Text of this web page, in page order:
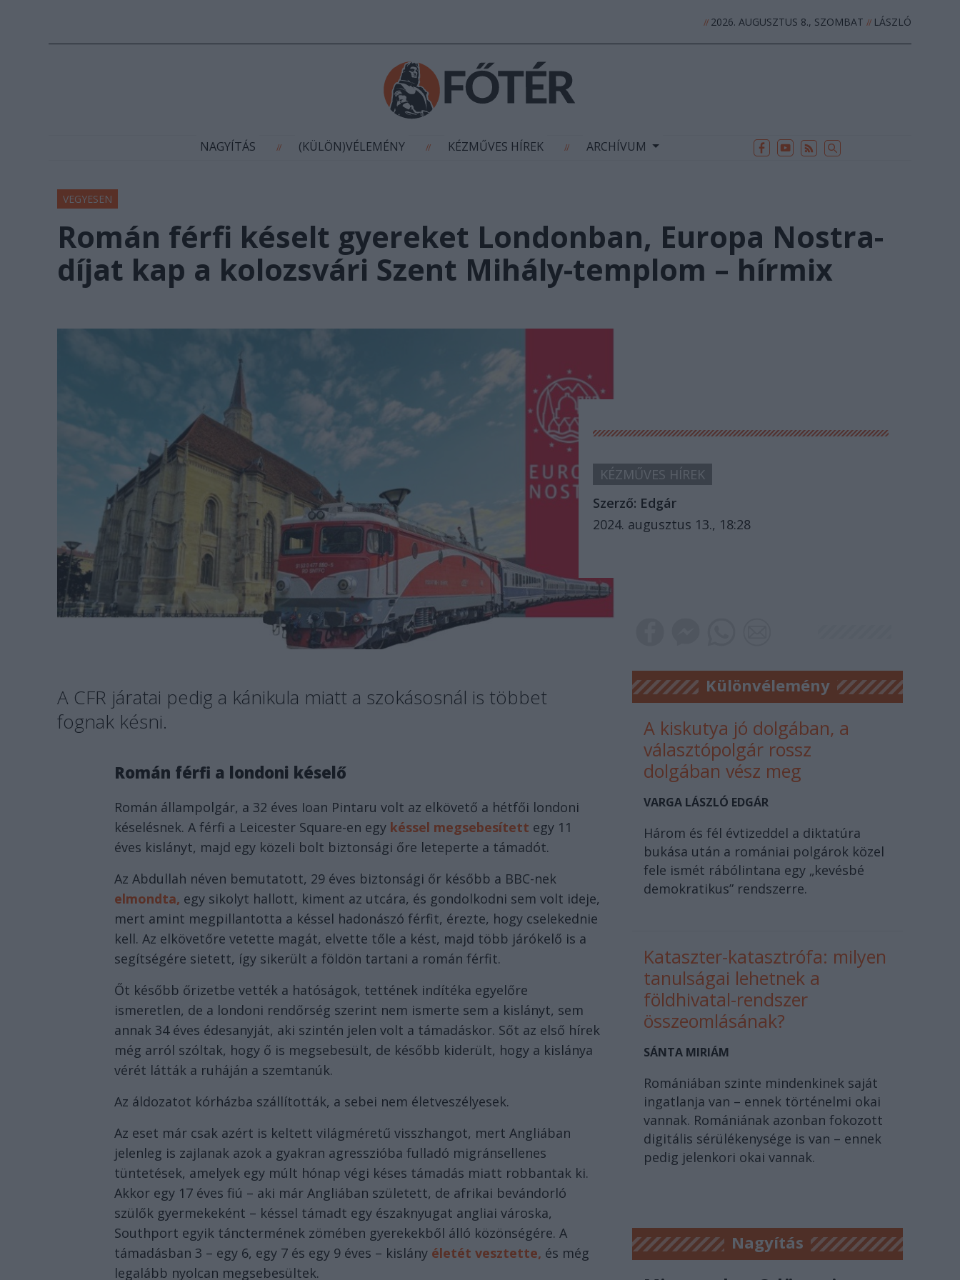
//2026. AUGUSZTUS 8., SZOMBAT //LÁSZLÓ
ARCHÍVUM
NAGYÍTÁS // (KÜLÖN)VÉLEMÉNY // KÉZMŰVES HÍREK // ARCHÍVUM
VEGYESEN
Román férfi késelt gyereket Londonban, Europa Nostra-
díjat kap a kolozsvári Szent Mihály-templom – hírmix
KÉZMŰVES HÍREK
Szerző: Edgár
2024. augusztus 13., 18:28
A CFR járatai pedig a kánikula miatt a szokásosnál is többet
fognak késni.
Román férfi a londoni késelő
Román állampolgár, a 32 éves Ioan Pintaru volt az elkövető a hétfői londoni
késelésnek. A férfi a Leicester Square-en egy késsel megsebesített egy 11
éves kislányt, majd egy közeli bolt biztonsági őre leteperte a támadót.
Az Abdullah néven bemutatott, 29 éves biztonsági őr később a BBC-nek
elmondta, egy sikolyt hallott, kiment az utcára, és gondolkodni sem volt ideje,
mert amint megpillantotta a késsel hadonászó férfit, érezte, hogy cselekednie
kell. Az elkövetőre vetette magát, elvette tőle a kést, majd több járókelő is a
segítségére sietett, így sikerült a földön tartani a román férfit.
Őt később őrizetbe vették a hatóságok, tettének indítéka egyelőre
ismeretlen, de a londoni rendőrség szerint nem ismerte sem a kislányt, sem
annak 34 éves édesanyját, aki szintén jelen volt a támadáskor. Sőt az első hírek
még arról szóltak, hogy ő is megsebesült, de később kiderült, hogy a kislánya
vérét látták a ruháján a szemtanúk.
Az áldozatot kórházba szállították, a sebei nem életveszélyesek.
Az eset már csak azért is keltett világméretű visszhangot, mert Angliában
jelenleg is zajlanak azok a gyakran agresszióba fulladó migránsellenes
tüntetések, amelyek egy múlt hónap végi késes támadás miatt robbantak ki.
Akkor egy 17 éves fiú – aki már Angliában született, de afrikai bevándorló
szülők gyermekeként – késsel támadt egy északnyugat angliai városka,
Southport egyik tánctermének zömében gyerekekből álló közönségére. A
támadásban 3 – egy 6, egy 7 és egy 9 éves – kislány életét vesztette, és még
legalább nyolcan megsebesültek.
Különvélemény
A kiskutya jó dolgában, a
választópolgár rossz
dolgában vész meg
VARGA LÁSZLÓ EDGÁR
Három és fél évtizeddel a diktatúra
bukása után a romániai polgárok közel
fele ismét rábólintana egy „kevésbé
demokratikus” rendszerre.
Kataszter-katasztrófa: milyen
tanulságai lehetnek a
földhivatal-rendszer
összeomlásának?
SÁNTA MIRIÁM
Romániában szinte mindenkinek saját
ingatlanja van – ennek történelmi okai
vannak. Romániának azonban fokozott
digitális sérülékenysége is van – ennek
pedig jelenkori okai vannak.
Nagyítás